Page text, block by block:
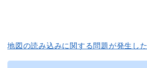
地図の読み込みに関する問題が発生し